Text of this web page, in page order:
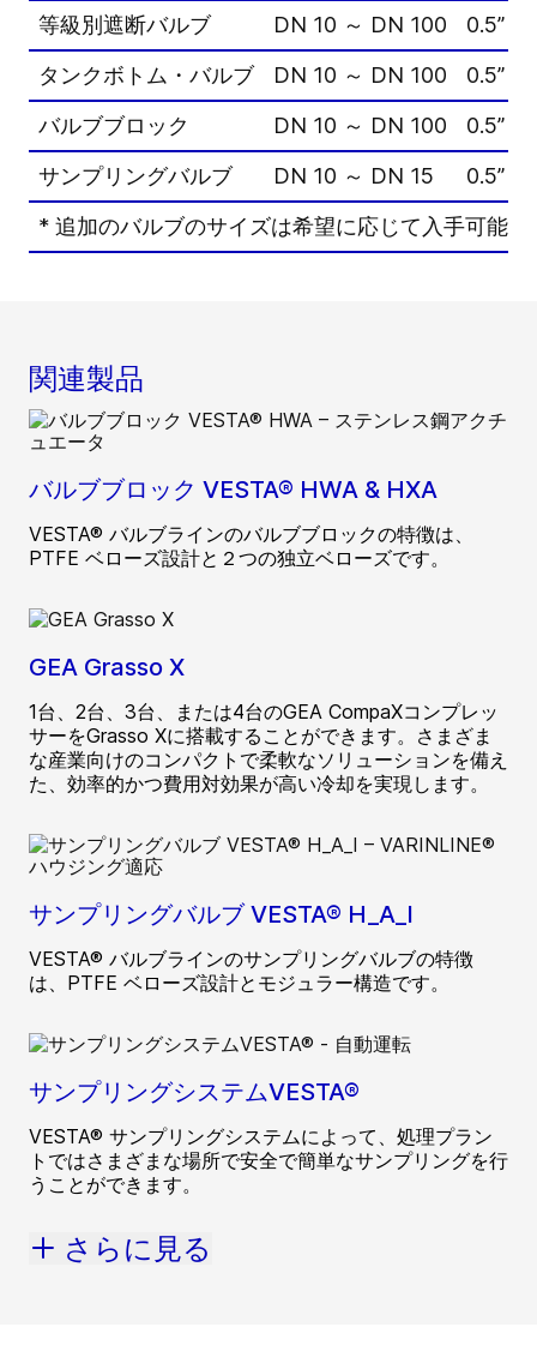
等級別遮断バルブ
DN 10 ～ DN 100
0.5” –
タンクボトム・バルブ
DN 10 ～ DN 100
0.5” –
バルブブロック
DN 10 ～ DN 100
0.5” –
サンプリングバルブ
DN 10 ～ DN 15
0.5” –
* 追加のバルブのサイズは希望に応じて入手可能で
関連製品
バルブブロック VESTA® HWA & HXA
VESTA® バルブラインのバルブブロックの特徴は、
PTFE ベローズ設計と２つの独立ベローズです。
GEA Grasso X
1台、2台、3台、または4台のGEA CompaXコンプレッ
サーをGrasso Xに搭載することができます。さまざま
な産業向けのコンパクトで柔軟なソリューションを備え
た、効率的かつ費用対効果が高い冷却を実現します。
サンプリングバルブ VESTA® H_A_I
VESTA® バルブラインのサンプリングバルブの特徴
は、PTFE ベローズ設計とモジュラー構造です。
サンプリングシステムVESTA®
VESTA® サンプリングシステムによって、処理プラン
トではさまざまな場所で安全で簡単なサンプリングを行
うことができます。
さらに見る